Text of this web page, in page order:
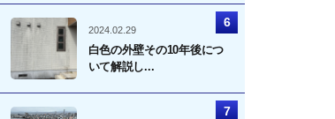
2024.02.29
白色の外壁その10年後につ
いて解説し...